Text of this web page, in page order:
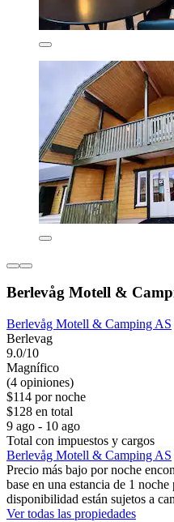
Berlevåg Motell &
Berlevåg Motell & Camping AS
Berlevag
9.0/10
Magnífico
(4 opiniones)
$114 por noche
$128 en total
9 ago - 10 ago
Total con impuestos y cargos
Berlevåg Motell & Camping AS
Precio más bajo por noche
base en una estancia de 1
disponibilidad están sujetos a
Ver todas las propiedades